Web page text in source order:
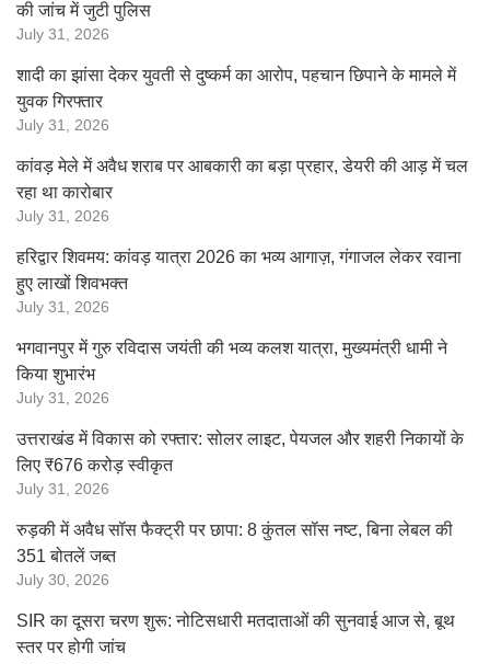
की जांच में जुटी पुलिस
July 31, 2026
शादी का झांसा देकर युवती से दुष्कर्म का आरोप, पहचान छिपाने के मामले में
युवक गिरफ्तार
July 31, 2026
कांवड़ मेले में अवैध शराब पर आबकारी का बड़ा प्रहार, डेयरी की आड़ में चल
रहा था कारोबार
July 31, 2026
हरिद्वार शिवमय: कांवड़ यात्रा 2026 का भव्य आगाज़, गंगाजल लेकर रवाना
हुए लाखों शिवभक्त
July 31, 2026
भगवानपुर में गुरु रविदास जयंती की भव्य कलश यात्रा, मुख्यमंत्री धामी ने
किया शुभारंभ
July 31, 2026
उत्तराखंड में विकास को रफ्तार: सोलर लाइट, पेयजल और शहरी निकायों के
लिए ₹676 करोड़ स्वीकृत
July 31, 2026
रुड़की में अवैध सॉस फैक्ट्री पर छापा: 8 कुंतल सॉस नष्ट, बिना लेबल की
351 बोतलें जब्त
July 30, 2026
SIR का दूसरा चरण शुरू: नोटिसधारी मतदाताओं की सुनवाई आज से, बूथ
स्तर पर होगी जांच